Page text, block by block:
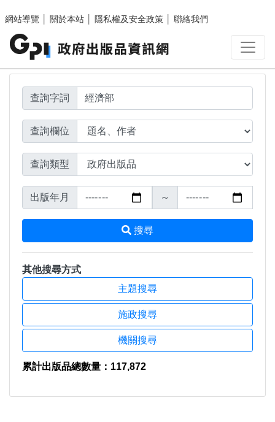
網站導覽
關於本站 隱私權及安全政策 聯絡我們
搜尋結果頁面
查詢字詞
查詢欄位
查詢類型
出版年月 ～
搜尋
其他搜尋方式
主題搜尋
施政搜尋
機關搜尋
累計出版品總數量：117,872